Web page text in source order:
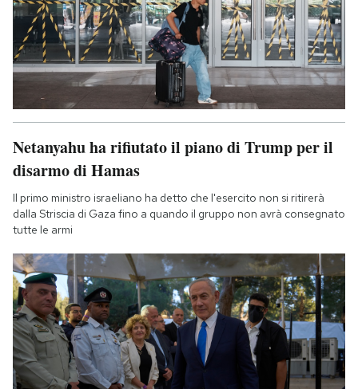
Netanyahu ha rifiutato il piano di Trump per il
disarmo di Hamas
Il primo ministro israeliano ha detto che l'esercito non si ritirerà
dalla Striscia di Gaza fino a quando il gruppo non avrà consegnato
tutte le armi